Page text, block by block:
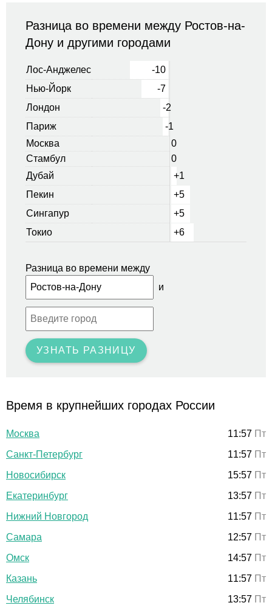
Разница во времени между Ростов-на-
Дону и другими городами
Лос-Анджелес
-10
Нью-Йорк
-7
Лондон
-2
Париж
-1
Москва
0
Стамбул
0
Дубай
+1
Пекин
+5
Сингапур
+5
Токио
+6
Разница во времени между
и
УЗНАТЬ РАЗНИЦУ
Время в крупнейших городах России
Москва 11:57 Пт
Санкт-Петербург
11:57 Пт
Новосибирск
15:57 Пт
Екатеринбург
13:57 Пт
Нижний Новгород
11:57 Пт
Самара
12:57 Пт
Омск
14:57 Пт
Казань
11:57 Пт
Челябинск
13:57 Пт